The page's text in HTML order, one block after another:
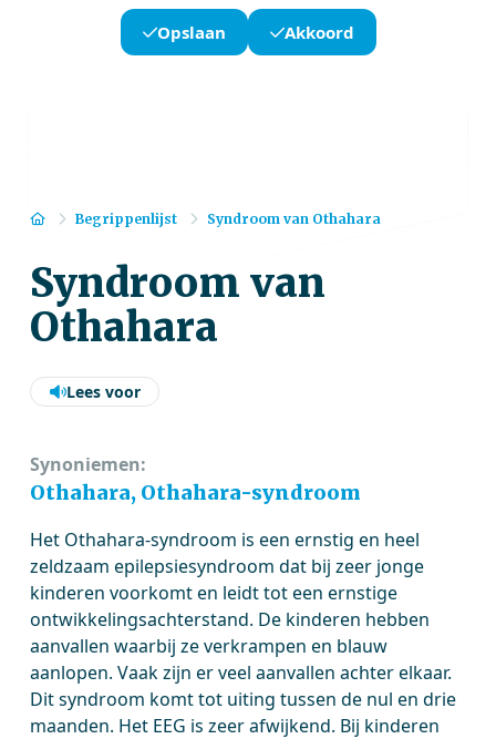
Opslaan Akkoord
HomeBegrippenlijst Syndroom van Othahara
Syndroom van
Othahara
Lees voor
Synoniemen:
Othahara, Othahara-syndroom
Het Othahara-syndroom is een ernstig en heel
zeldzaam epilepsiesyndroom dat bij zeer jonge
kinderen voorkomt en leidt tot een ernstige
ontwikkelingsachterstand. De kinderen hebben
aanvallen waarbij ze verkrampen en blauw
aanlopen. Vaak zijn er veel aanvallen achter elkaar.
Dit syndroom komt tot uiting tussen de nul en drie
maanden. Het EEG is zeer afwijkend. Bij kinderen